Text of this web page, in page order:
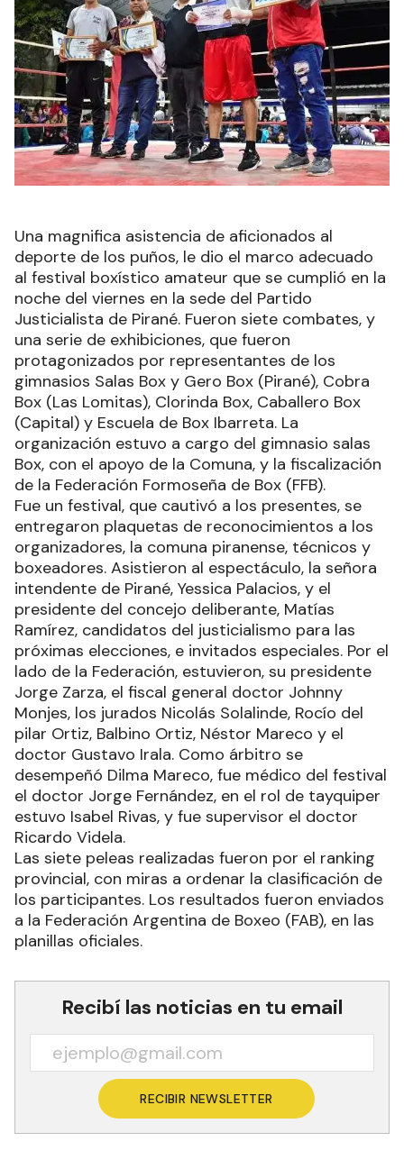
Una magnifica asistencia de aficionados al
deporte de los puños, le dio el marco adecuado
al festival boxístico amateur que se cumplió en la
noche del viernes en la sede del Partido
Justicialista de Pirané. Fueron siete combates, y
una serie de exhibiciones, que fueron
protagonizados por representantes de los
gimnasios Salas Box y Gero Box (Pirané), Cobra
Box (Las Lomitas), Clorinda Box, Caballero Box
(Capital) y Escuela de Box Ibarreta. La
organización estuvo a cargo del gimnasio salas
Box, con el apoyo de la Comuna, y la fiscalización
de la Federación Formoseña de Box (FFB).
Fue un festival, que cautivó a los presentes, se
entregaron plaquetas de reconocimientos a los
organizadores, la comuna piranense, técnicos y
boxeadores. Asistieron al espectáculo, la señora
intendente de Pirané, Yessica Palacios, y el
presidente del concejo deliberante, Matías
Ramírez, candidatos del justicialismo para las
próximas elecciones, e invitados especiales. Por el
lado de la Federación, estuvieron, su presidente
Jorge Zarza, el fiscal general doctor Johnny
Monjes, los jurados Nicolás Solalinde, Rocío del
pilar Ortiz, Balbino Ortiz, Néstor Mareco y el
doctor Gustavo Irala. Como árbitro se
desempeñó Dilma Mareco, fue médico del festival
el doctor Jorge Fernández, en el rol de tayquiper
estuvo Isabel Rivas, y fue supervisor el doctor
Ricardo Videla.
Las siete peleas realizadas fueron por el ranking
provincial, con miras a ordenar la clasificación de
los participantes. Los resultados fueron enviados
a la Federación Argentina de Boxeo (FAB), en las
planillas oficiales.
Recibí las noticias en tu email
RECIBIR NEWSLETTER